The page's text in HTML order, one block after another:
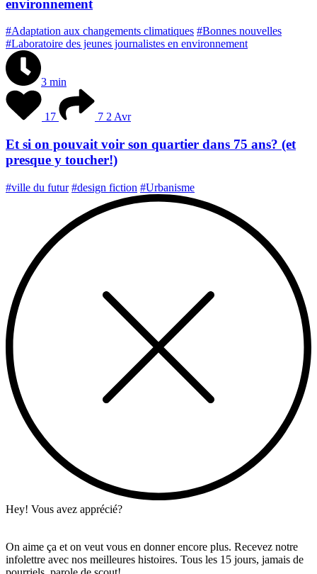
environnement
#Adaptation aux changements climatiques #Bonnes nouvelles
#Laboratoire des jeunes journalistes en environnement
3 min
17 7 2 Avr
Et si on pouvait voir son quartier dans 75 ans? (et
presque y toucher!)
#ville du futur #design fiction #Urbanisme
Hey! Vous avez apprécié?
On aime ça et on veut vous en donner encore plus. Recevez notre
infolettre avec nos meilleures histoires. Tous les 15 jours, jamais de